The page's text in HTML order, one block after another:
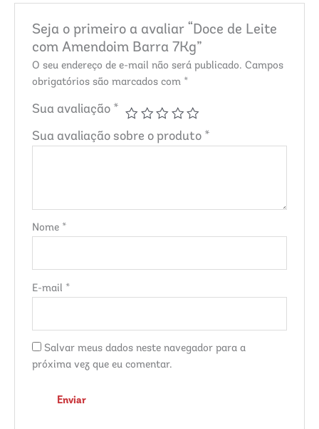
Seja o primeiro a avaliar “Doce de Leite
com Amendoim Barra 7Kg”
O seu endereço de e-mail não será publicado. Campos
obrigatórios são marcados com *
Sua avaliação *
Sua avaliação sobre o produto *
Nome *
E-mail *
Salvar meus dados neste navegador para a
próxima vez que eu comentar.